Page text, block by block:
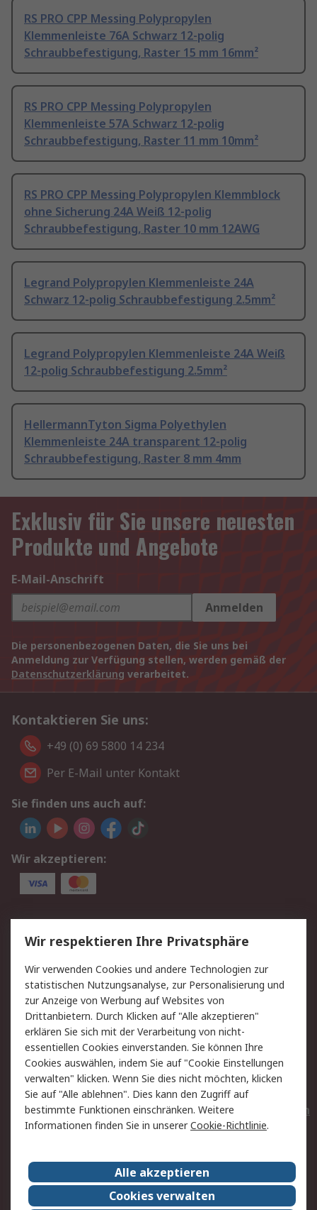
RS PRO CPP Messing Polypropylen
Klemmenleiste 76A Schwarz 12-polig
Schraubbefestigung, Raster 15 mm 16mm²
RS PRO CPP Messing Polypropylen
Klemmenleiste 57A Schwarz 12-polig
Schraubbefestigung, Raster 11 mm 10mm²
RS PRO CPP Messing Polypropylen Klemmblock
ohne Sicherung 24A Weiß 12-polig
Schraubbefestigung, Raster 10 mm 12AWG
Legrand Polypropylen Klemmenleiste 24A
Schwarz 12-polig Schraubbefestigung 2.5mm²
Legrand Polypropylen Klemmenleiste 24A Weiß
12-polig Schraubbefestigung 2.5mm²
HellermannTyton Sigma Polyethylen
Klemmenleiste 24A transparent 12-polig
Schraubbefestigung, Raster 8 mm 4mm
Exklusiv für Sie unsere neuesten
Produkte und Angebote
E-Mail-Anschrift
Anmelden
Die personenbezogenen Daten, die Sie uns bei
Anmeldung zur Verfügung stellen, werden gemäß der
Datenschutzerklärung verarbeitet.
Kontaktieren Sie uns:
+49 (0) 69 5800 14 234
Per E-Mail unter Kontakt
Sie finden uns auch auf:
Wir akzeptieren:
Service
Value Added Services
Lieferlösungen
Rücksendungen
Kontakt
Hilfe
Privatkunden
Rechtliches
AGB
Datenschutz
Cookie-Richtlinie
Zahlungsbedingungen
Copyright/Impressum
Entsorgung
Elektrogeräte/Batterien
RS weltweit
Karriere bei RS
Nachhaltigkeit
Wir respektieren Ihre Privatsphäre
Wir verwenden Cookies und andere Technologien zur
statistischen Nutzungsanalyse, zur Personalisierung und
zur Anzeige von Werbung auf Websites von
Drittanbietern. Durch Klicken auf "Alle akzeptieren"
erklären Sie sich mit der Verarbeitung von nicht-
essentiellen Cookies einverstanden. Sie können Ihre
Cookies auswählen, indem Sie auf "Cookie Einstellungen
verwalten" klicken. Wenn Sie dies nicht möchten, klicken
Sie auf "Alle ablehnen". Dies kann den Zugriff auf
bestimmte Funktionen einschränken. Weitere
Informationen finden Sie in unsererCookie-Richtlinie.
Alle akzeptieren
Cookies verwalten